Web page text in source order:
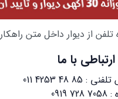
از دیوار داخل متن راهکار
با ما
تلفنی : 011 4253 48 85
:
0919 728 7058